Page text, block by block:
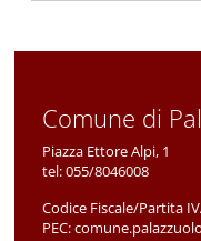
Comune di
Piazza Ettore Alpi, 1
tel:055/8046008
Codice Fiscale/Partita
PEC: